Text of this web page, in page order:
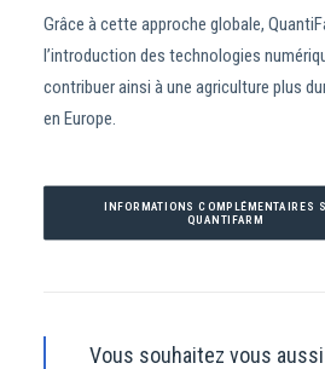
Grâce à cette approche globale,
l’introduction des technologies
contribuer ainsi à une agriculture plus
en Europe.
INFORMATIONS COMPLÉMENTAIRES
QUANTIFARM
Vous souhaitez vous